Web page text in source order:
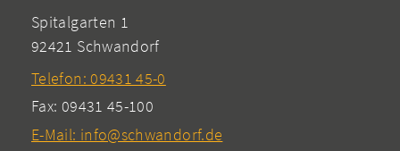
Spitalgarten 1
92421 Schwandorf
Telefon: 09431 45-0
Fax: 09431 45-100
E-Mail: info@schwandorf.de